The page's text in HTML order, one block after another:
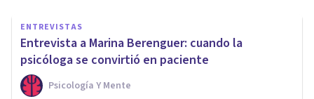
ENTREVISTAS
Entrevista a Marina Berenguer: cuando la
psicóloga se convirtió en paciente
Psicología Y Mente